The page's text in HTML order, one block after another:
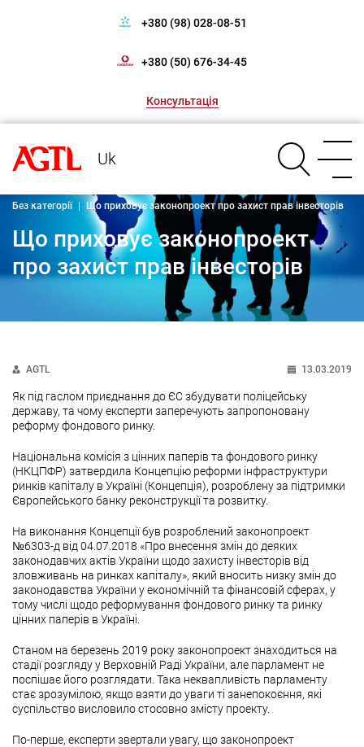
+380 (98) 028-08-51
+380 (50) 676-34-45
Консультація
Uk
Без категорії Що приховує законопроект про захист прав інвесторів
Що приховує законопроект
про захист прав інвесторів
AGTL 13.03.2019
Як під гаслом приєднання до ЄС збудувати поліцейську
державу, та чому експерти заперечують запропоновану
реформу фондового ринку.
Національна комісія з цінних паперів та фондового ринку
(НКЦПФР) затвердила Концепцію реформи інфраструктури
ринків капіталу в Україні (Концепція), розроблену за підтримки
Європейського банку реконструкції та розвитку.
На виконання Концепції був розроблений законопроект
№6303-д від 04.07.2018 «Про внесення змін до деяких
законодавчих актів України щодо захисту інвесторів від
зловживань на ринках капіталу», який вносить низку змін до
законодавства України у економічній та фінансовій сферах, у
тому числі щодо реформування фондового ринку та ринку
цінних паперів в Україні.
Станом на березень 2019 року законопроект знаходиться на
стадії розгляду у Верховній Раді України, але парламент не
поспішає його розглядати. Така неквапливість парламенту
стає зрозумілою, якщо взяти до уваги ті занепокоєння, які
суспільство висловило стосовно змісту проекту.
По-перше, експерти звертали увагу, що законопроект